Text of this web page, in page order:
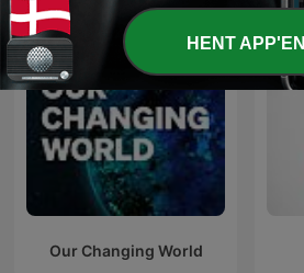
Our Changing World
HENT APP'EN